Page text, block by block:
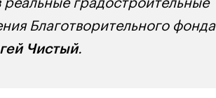
Благотворительного фонда
Чистый.